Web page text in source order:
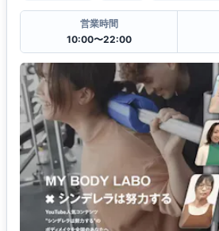
営業時間
10:00〜22:00